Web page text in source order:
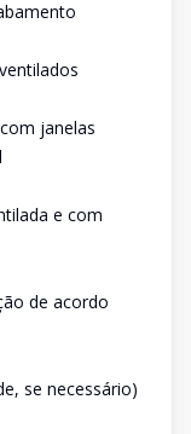
janelas
e com
de acordo
se necessário)